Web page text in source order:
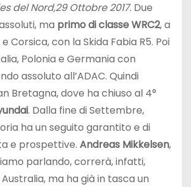
del Nord,29 Ottobre 2017. Due
ma primo di classe WRC2, a
Corsica, con la Skida Fabia R5. Poi
Polonia e Germania con
assoluto all’ADAC. Quindi
Bretagna, dove ha chiuso al 4°
. Dalla fine di Settembre,
ha un seguito garantito e di
e prospettive. Andreas Mikkelsen,
parlando, correrà, infatti,
ma ha già in tasca un